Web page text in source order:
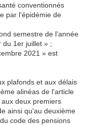
conventionnés
par l'épidémie de
semestre de l'année
du 1er juillet » ;
2021 » est
plafonds et aux délais
alinéas de l'article
deux premiers
ainsi qu'au deuxième
code des pensions